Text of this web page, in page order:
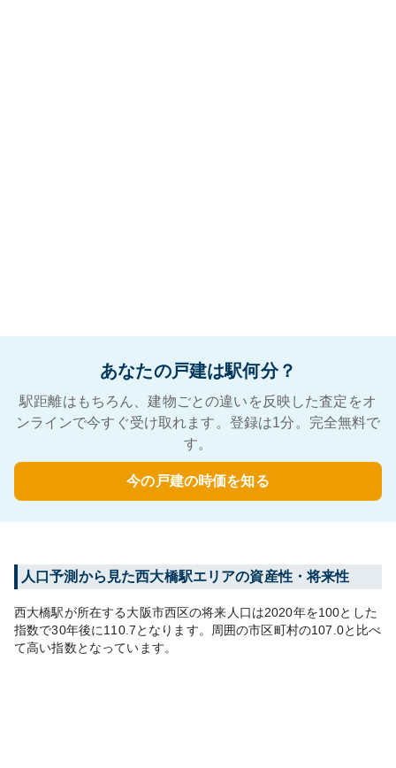
あなたの戸建は駅何分？
駅距離はもちろん、建物ごとの違いを反映した査定をオ
ンラインで今すぐ受け取れます。登録は1分。完全無料で
す。
今の戸建の時価を知る
人口予測から見た西大橋駅エリアの資産性・将来性
西大橋駅が所在する大阪市西区の将来人口は2020年を100とした
指数で30年後に110.7となります。 周囲の市区町村の107.0と比べ
て高い指数となっています。